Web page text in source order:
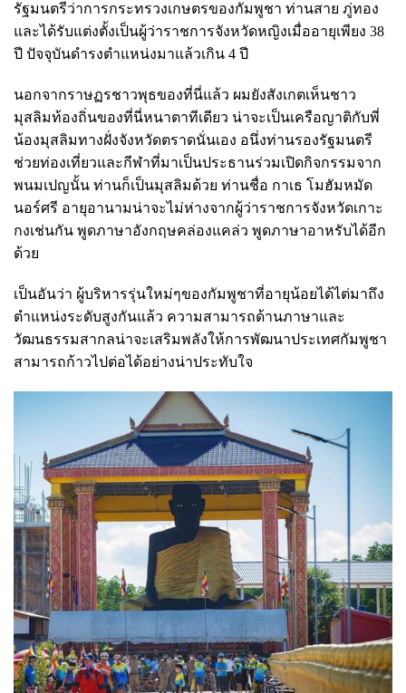
รัฐมนตรีว่าการกระทรวงเกษตรของกัมพูชา ท่านสาย ภู่ทอง
และได้รับแต่งตั้งเป็นผู้ว่าราชการจังหวัดหญิงเมื่ออายุเพียง 38
ปี ปัจจุบันดำรงตำแหน่งมาแล้วเกิน 4 ปี
นอกจากราษฏรชาวพุธของที่นี่แล้ว ผมยังสังเกตเห็นชาว
มุสลิมท้องถิ่นของที่นี่หนาตาทีเดียว น่าจะเป็นเครือญาติกับพี่
น้องมุสลิมทางฝั่งจังหวัดตราดนั่นเอง อนึ่งท่านรองรัฐมนตรี
ช่วยท่องเที่ยวและกีฬาที่มาเป็นประธานร่วมเปิดกิจกรรมจาก
พนมเปญนั้น ท่านก็เป็นมุสลิมด้วย ท่านชื่อ กาเธ โมฮัมหมัด
นอร์ศรี อายุอานามน่าจะไม่ห่างจากผู้ว่าราชการจังหวัดเกาะ
กงเช่นกัน พูดภาษาอังกฤษคล่องแคล่ว พูดภาษาอาหรับได้อีก
ด้วย
เป็นอันว่า ผู้บริหารรุ่นใหม่ๆของกัมพูชาที่อายุน้อยได้ไต่มาถึง
ตำแหน่งระดับสูงกันแล้ว ความสามารถด้านภาษาและ
วัฒนธรรมสากลน่าจะเสริมพลังให้การพัฒนาประเทศกัมพูชา
สามารถก้าวไปต่อได้อย่างน่าประทับใจ